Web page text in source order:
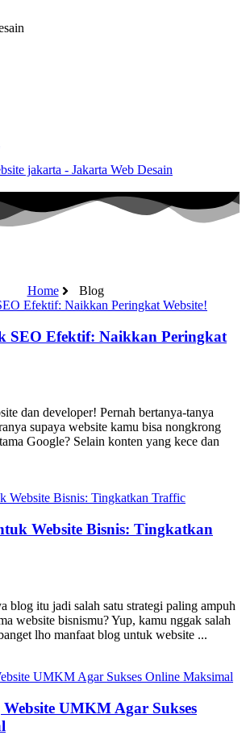
Home Blog
SEO Efektif: Naikkan Peringkat
dan developer! Pernah bertanya-tanya
supaya website kamu bisa nongkrong
Google? Selain konten yang kece dan
Website Bisnis: Tingkatkan
blog itu jadi salah satu strategi paling ampuh
website bisnismu? Yup, kamu nggak salah
lho manfaat blog untuk website ...
UMKM Agar Sukses